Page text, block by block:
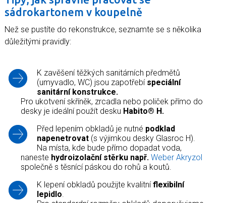
sádrokartonem v koupelně
Než se pustíte do rekonstrukce, seznamte se s několika
důležitými pravidly:
K zavěšení těžkých sanitárních předmětů
(umyvadlo, WC) jsou zapotřebí speciální
sanitární konstrukce.
Pro ukotvení skříněk, zrcadla nebo poliček přímo do
desky je ideální použít desku Habito® H.
Před lepením obkladů je nutné podklad
napenetrovat (s výjimkou desky Glasroc H).
Na místa, kde bude přímo dopadat voda,
naneste hydroizolační stěrku např. Weber Akryzol
společně s těsnící páskou do rohů a koutů.
K lepení obkladů použijte kvalitníflexibilní
lepidlo.